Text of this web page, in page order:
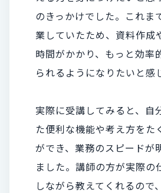
のきっかけでした。これま
業していたため、資料作成
時間がかかり、もっと効率
られるようになりたいと感
実際に受講してみると、自
た便利な機能や考え方をた
ができ、業務のスピードが
ました。講師の方が実際の
しながら教えてくれるので